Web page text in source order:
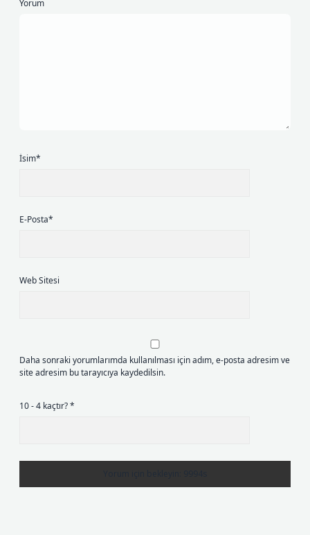
Yorum
İsim*
E-Posta*
Web Sitesi
Daha sonraki yorumlarımda kullanılması için adım, e-posta adresim ve
site adresim bu tarayıcıya kaydedilsin.
10 - 4 kaçtır?*